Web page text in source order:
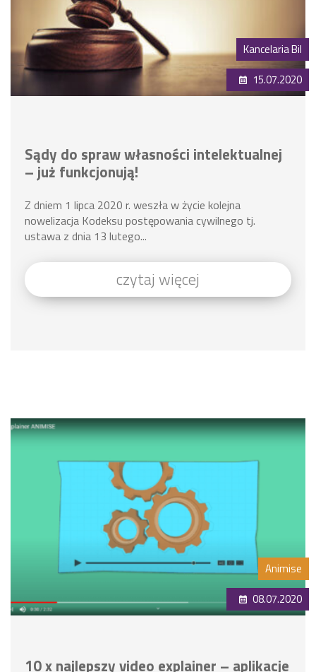
Kancelaria Bil
15.07.2020
Sądy do spraw własności intelektualnej
– już funkcjonują!
Z dniem 1 lipca 2020 r. weszła w życie kolejna
nowelizacja Kodeksu postępowania cywilnego tj.
ustawa z dnia 13 lutego...
czytaj więcej
Animise
08.07.2020
10 x najlepszy video explainer – aplikacje